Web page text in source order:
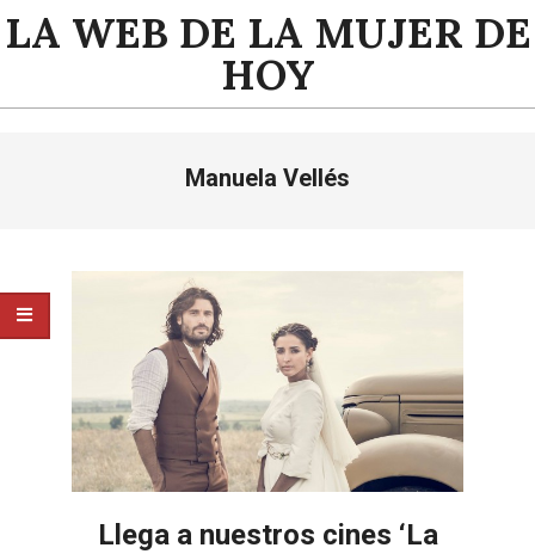
Saltar
alLA WEB DE LA MUJER DE
HOY
Manuela Vellés
Llega a nuestros cines ‘La